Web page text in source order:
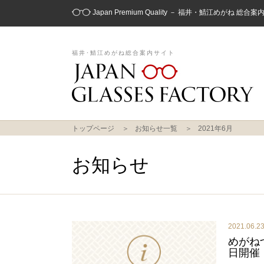
Japan Premium Quality － 福井・鯖江めがね 総合案
福井･鯖江めがね総合案内サイト
トップページ お知らせ一覧 2021年6月
お知らせ
2021.06.23
めがね
日開催